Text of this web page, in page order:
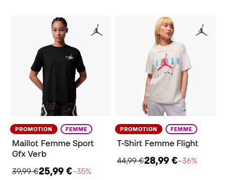
PROMOTION FEMME
Maillot Femme Sport
Gfx Verb
39,99 €25,99 €−35%
PROMOTION FEMME
T-Shirt Femme Flight
44,99 €28,99 €−36%